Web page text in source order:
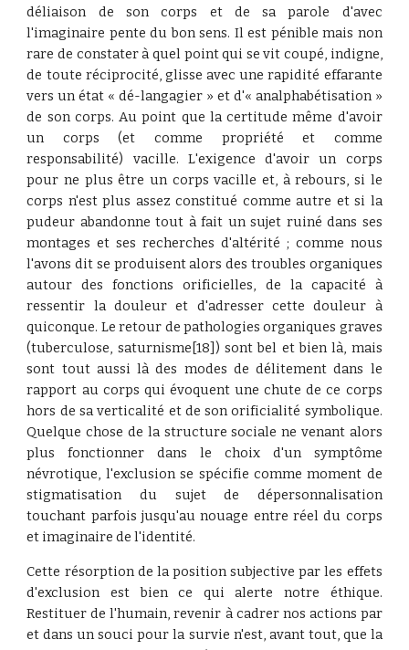
déliaison de son corps et de sa parole d'avec
l'imaginaire pente du bon sens. Il est pénible mais non
rare de constater à quel point qui se vit coupé, indigne,
de toute réciprocité, glisse avec une rapidité effarante
vers un état « dé-langagier » et d'« analphabétisation »
de son corps. Au point que la certitude même d'avoir
un corps (et comme propriété et comme
responsabilité) vacille. L'exigence d'avoir un corps
pour ne plus être un corps vacille et, à rebours, si le
corps n'est plus assez constitué comme autre et si la
pudeur abandonne tout à fait un sujet ruiné dans ses
montages et ses recherches d'altérité ; comme nous
l'avons dit se produisent alors des troubles organiques
autour des fonctions orificielles, de la capacité à
ressentir la douleur et d'adresser cette douleur à
quiconque. Le retour de pathologies organiques graves
(tuberculose, saturnisme[18]) sont bel et bien là, mais
sont tout aussi là des modes de délitement dans le
rapport au corps qui évoquent une chute de ce corps
hors de sa verticalité et de son orificialité symbolique.
Quelque chose de la structure sociale ne venant alors
plus fonctionner dans le choix d'un symptôme
névrotique, l'exclusion se spécifie comme moment de
stigmatisation du sujet de dépersonnalisation
touchant parfois jusqu'au nouage entre réel du corps
et imaginaire de l'identité.
Cette résorption de la position subjective par les effets
d'exclusion est bien ce qui alerte notre éthique.
Restituer de l'humain, revenir à cadrer nos actions par
et dans un souci pour la survie n'est, avant tout, que la